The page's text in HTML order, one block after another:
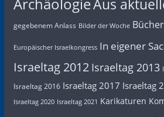
Aus
gegebenem Anlass Bilder der Woche Bücher
Europäischer Israelkongress In eigener
Israeltag 2012 Israeltag 2013
Israeltag 2016 Israeltag 2017 Israeltag
Israeltag 2020 Israeltag 2021 Karikaturen